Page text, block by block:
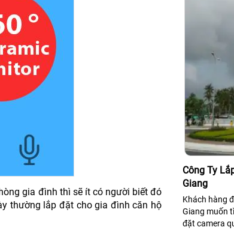
gia đình thì sẽ ít có người biết đó
thường lắp đặt cho gia đình căn hộ
Công Ty
Giang
Khách hàng
Giang muốn
đặt camera